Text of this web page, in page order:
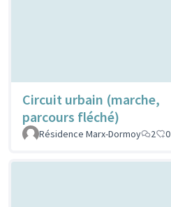
Circuit urbain (marche,
parcours fléché)
Résidence Marx-Dormoy
2 0